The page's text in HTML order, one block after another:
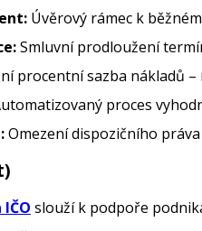
Úvěrový rámec k
Smluvní prodloužení
procentní sazba nákladů
proces
Omezení dispozičního
slouží k podpoře